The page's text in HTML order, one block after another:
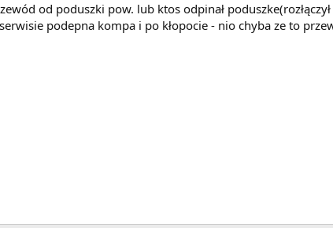
od poduszki pow. lub ktos odpinał
podepna kompa i po kłopocie - nio chyba ze to